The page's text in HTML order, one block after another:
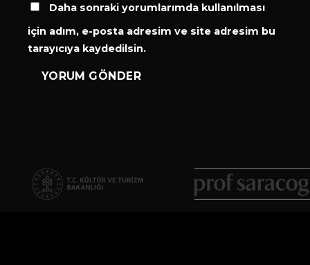
Daha sonraki yorumlarımda kullanılması
için adım, e-posta adresim ve site adresim bu
tarayıcıya kaydedilsin.